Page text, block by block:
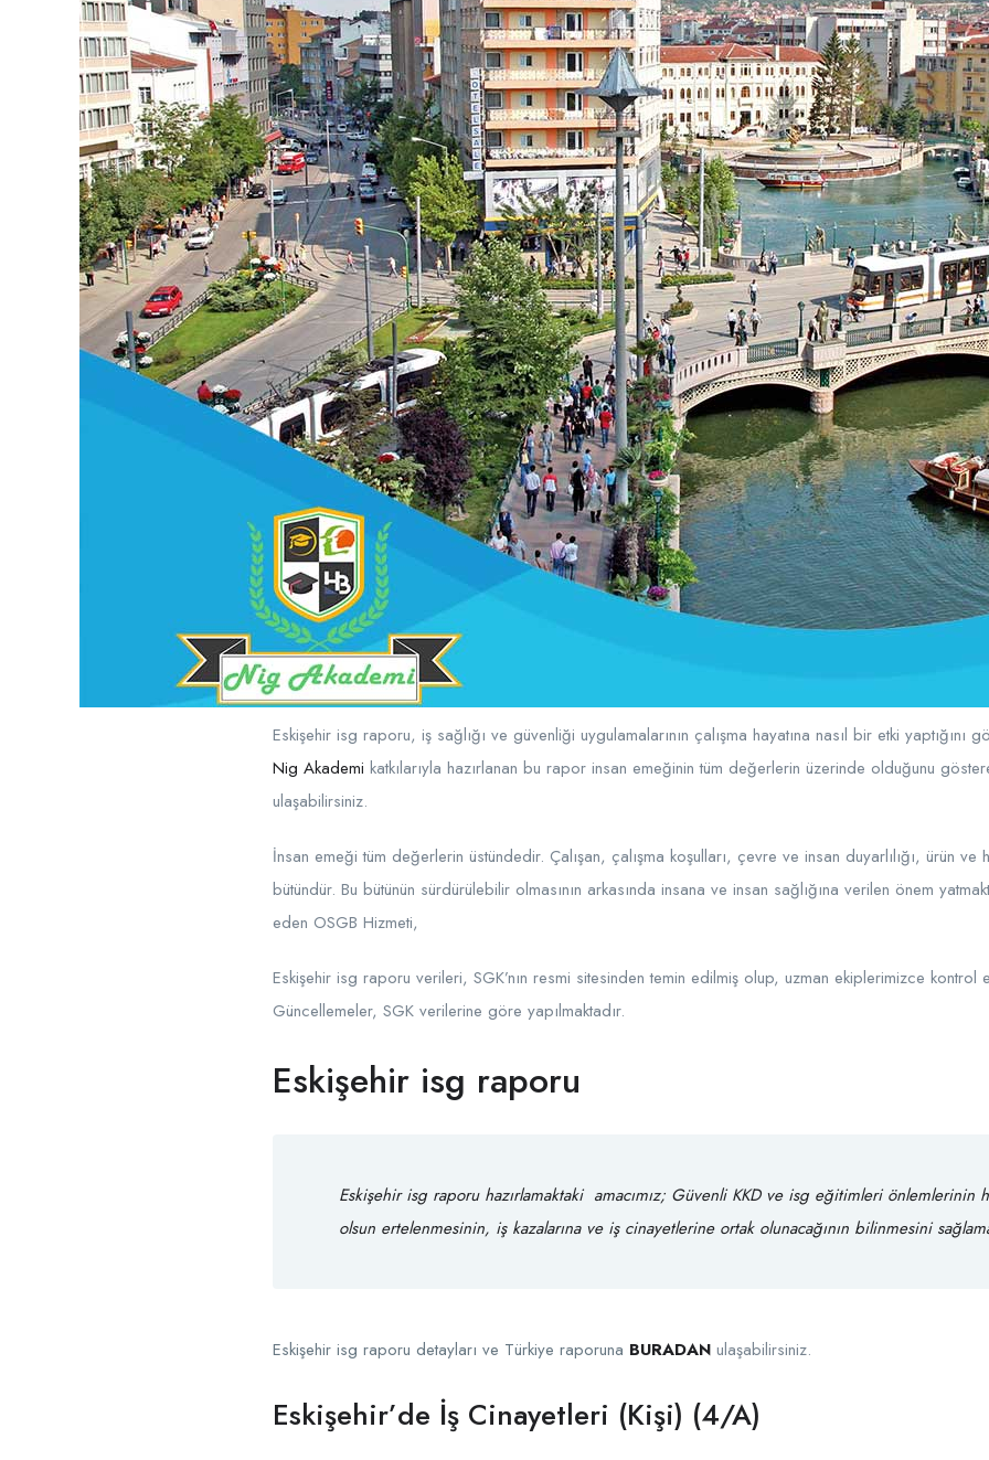
Eskişehir isg raporu, iş sağlığı ve güvenliği uygulamalarının çalışma hayatına nasıl bir etki
Nig Akademi katkılarıyla hazırlanan bu rapor insan emeğinin tüm değerlerin üzerinde olduğunu
ulaşabilirsiniz.
İnsan emeği tüm değerlerin üstündedir. Çalışan, çalışma koşulları, çevre ve insan duyarlılığı, ürün ve
bütündür. Bu bütünün sürdürülebilir olmasının arkasında insana ve insan sağlığına verilen önem
eden OSGB Hizmeti,
Eskişehir isg raporu verileri, SGK’nın resmi sitesinden temin edilmiş olup, uzman ekiplerimizce kontrol
Güncellemeler, SGK verilerine göre yapılmaktadır.
Eskişehir isg raporu
Eskişehir isg raporu hazırlamaktaki amacımız; Güvenli KKDve isg eğitimleriönlemlerinin
olsun ertelenmesinin, iş kazalarına ve iş cinayetlerine ortak olunacağının bilinmesini
Eskişehir isg raporu detayları ve Türkiye raporuna BURADAN ulaşabilirsiniz.
Eskişehir’de İş Cinayetleri (Kişi) (4/A)